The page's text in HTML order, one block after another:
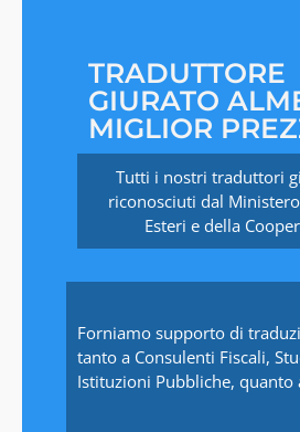
TRADUTTORE
GIURATO
MIGLIOR
Tutti i nostri traduttori
riconosciuti dal
Esteri e della
Forniamo supporto di
tanto a Consulenti Fiscali,
Istituzioni Pubbliche, quanto